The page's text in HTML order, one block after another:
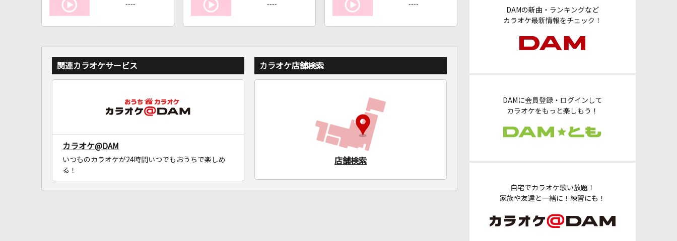
DAMの新曲・ランキングなど
カラオケ最新情報をチェック！
DAMに会員登録・ログインして
カラオケをもっと楽しもう！
自宅でカラオケ歌い放題！
家族や友達と一緒に！練習にも！
---- ---- ----
関連カラオケサービス
カラオケ@DAM
いつものカラオケが24時間いつでもおうちで楽しめ
る！
カラオケ店舗検索
店舗検索